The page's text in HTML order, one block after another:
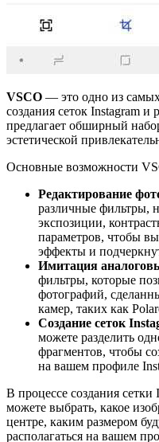
VSCO — это одно из
создания сеток Instagram
предлагает обширный
эстетической
Основные возможности
Редактирование
различные фильтры,
экспозиции,
параметров, чтобы
эффекты и
Имитация
фильтры, которые
фотографий,
камер, таких как
Создание сеток
можете разделить
фрагментов, чтобы
на вашем профиле
В процессе создания
можете выбрать, какое
центре, каким размером
располагаться на вашем